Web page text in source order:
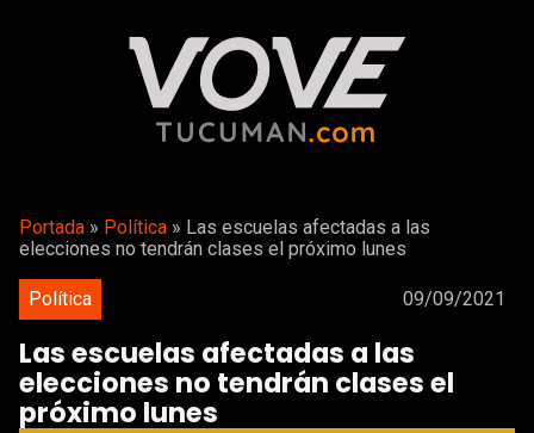
Portada » Política » Las escuelas afectadas a las
elecciones no tendrán clases el próximo lunes
Política 09/09/2021
Las escuelas afectadas a las
elecciones no tendrán clases el
próximo lunes